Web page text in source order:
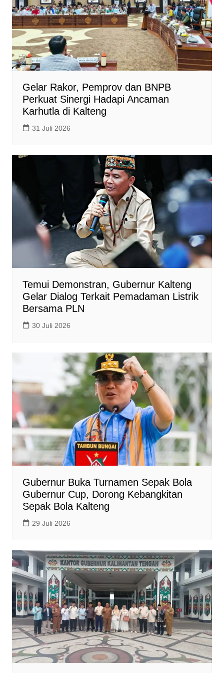
Gelar Rakor, Pemprov dan BNPB
Perkuat Sinergi Hadapi Ancaman
Karhutla di Kalteng
31 Juli 2026
Temui Demonstran, Gubernur Kalteng
Gelar Dialog Terkait Pemadaman Listrik
Bersama PLN
30 Juli 2026
Gubernur Buka Turnamen Sepak Bola
Gubernur Cup, Dorong Kebangkitan
Sepak Bola Kalteng
29 Juli 2026